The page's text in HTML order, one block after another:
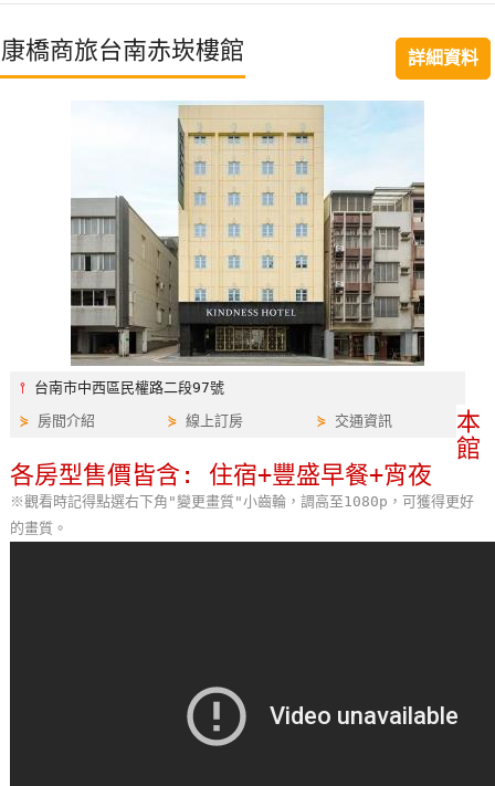
特
紅
你
玩
玩
康橋商旅台南赤崁樓館 詳細資料
⫯ 台南市中西區民權路二段97號
⋟ 房間介紹 ⋟線上訂房 ⋟ 交通資訊
本
館
各房型售價皆含: 住宿+豐盛早餐+宵夜
※觀看時記得點選右下角"變更畫質"小齒輪，調高至1080p，可獲得更好
的畫質。